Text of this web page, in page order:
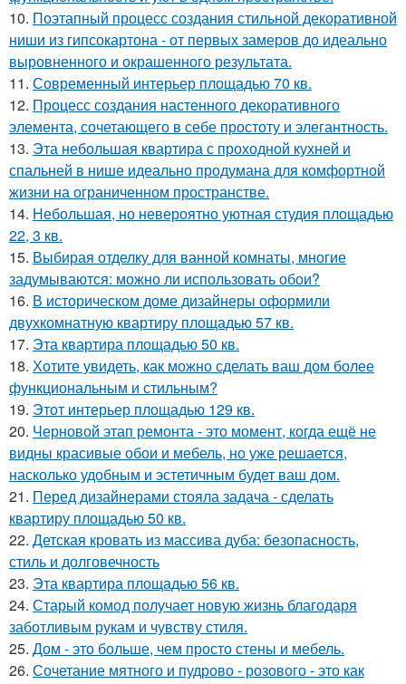
10. Поэтапный процесс создания стильной декоративной
ниши из гипсокартона - от первых замеров до идеально
выровненного и окрашенного результата.
11. Современный интерьер площадью 70 кв.
12. Процесс создания настенного декоративного
элемента, сочетающего в себе простоту и элегантность.
13. Эта небольшая квартира с проходной кухней и
спальней в нише идеально продумана для комфортной
жизни на ограниченном пространстве.
14. Небольшая, но невероятно уютная студия площадью
22, 3 кв.
15. Выбирая отделку для ванной комнаты, многие
задумываются: можно ли использовать обои?
16. В историческом доме дизайнеры оформили
двухкомнатную квартиру площадью 57 кв.
17. Эта квартира площадью 50 кв.
18. Хотите увидеть, как можно сделать ваш дом более
функциональным и стильным?
19. Этот интерьер площадью 129 кв.
20. Черновой этап ремонта - это момент, когда ещё не
видны красивые обои и мебель, но уже решается,
насколько удобным и эстетичным будет ваш дом.
21. Перед дизайнерами стояла задача - сделать
квартиру площадью 50 кв.
22. Детская кровать из массива дуба: безопасность,
стиль и долговечность
23. Эта квартира площадью 56 кв.
24. Старый комод получает новую жизнь благодаря
заботливым рукам и чувству стиля.
25. Дом - это больше, чем просто стены и мебель.
26. Сочетание мятного и пудрово - розового - это как